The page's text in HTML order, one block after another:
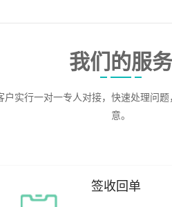
我们的服务
户实行一对一专人对接，快速处理问
意。
签收回单